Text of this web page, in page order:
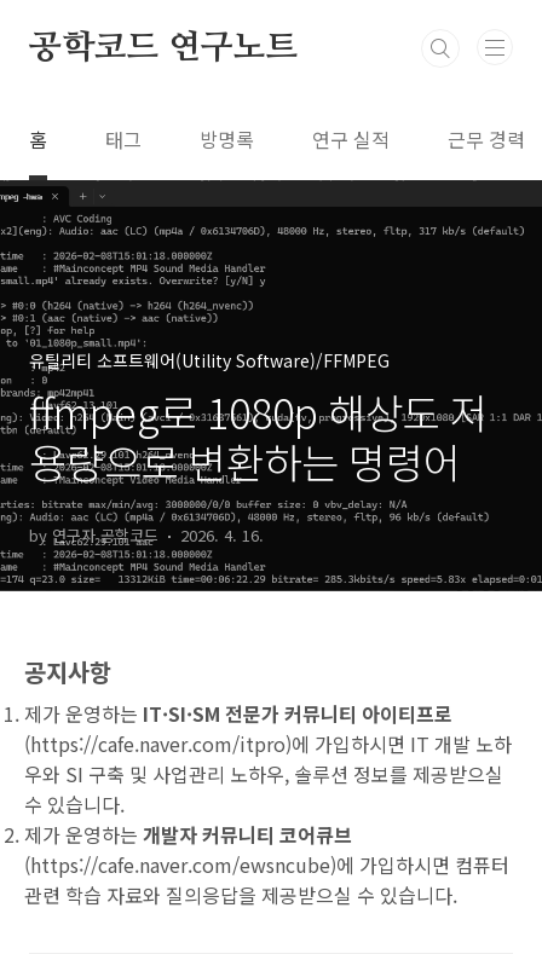
공학코드 연구노트
홈 태그 방명록 연구 실적 근무 경력
유틸리티 소프트웨어(Utility Software)/FFMPEG
ffmpeg로 1080p 해상도 저
용량으로 변환하는 명령어
by 연구자 공학코드 2026. 4. 16.
공지사항
제가 운영하는 IT·SI·SM 전문가 커뮤니티 아이티프로
(https://cafe.naver.com/itpro)에 가입하시면 IT 개발 노하
우와 SI 구축 및 사업관리 노하우, 솔루션 정보를 제공받으실
수 있습니다.
제가 운영하는 개발자 커뮤니티 코어큐브
(https://cafe.naver.com/ewsncube)에 가입하시면 컴퓨터
관련 학습 자료와 질의응답을 제공받으실 수 있습니다.